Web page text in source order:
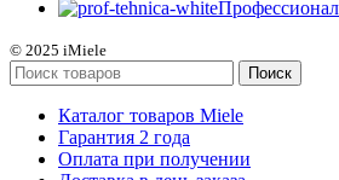
© 2025 iMiele
Поиск
Каталог товаров Miele
Гарантия 2 года
Оплата при получении